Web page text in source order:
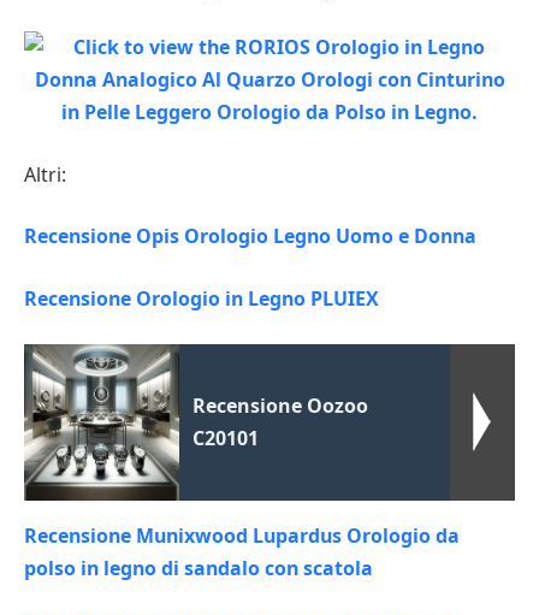
Altri:
Recensione Opis Orologio Legno Uomo e Donna
Recensione Orologio in Legno PLUIEX
Recensione Oozoo
C20101
Recensione Munixwood Lupardus Orologio da
polso in legno di sandalo con scatola